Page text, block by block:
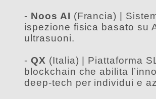
- Noos AI (Francia) |
ispezione fisica basato su
ultrasuoni.
- QX (Italia) | Piattaforma
blockchain che abilita
deep-tech per individui e